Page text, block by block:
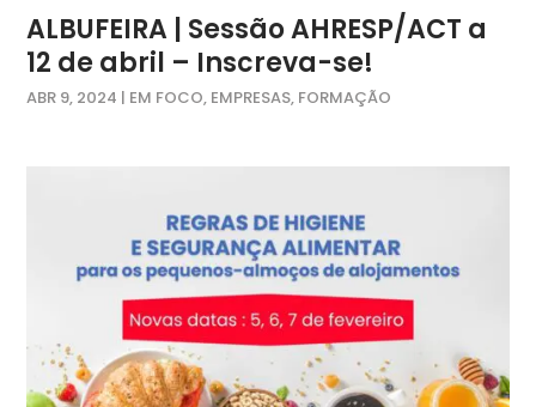
ALBUFEIRA | Sessão AHRESP/ACT a
12 de abril – Inscreva-se!
ABR 9, 2024 | EM FOCO, EMPRESAS, FORMAÇÃO